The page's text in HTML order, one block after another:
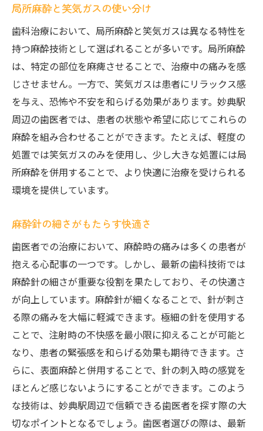
局所麻酔と笑気ガスの使い分け
歯科治療において、局所麻酔と笑気ガスは異なる特性を
持つ麻酔技術として選ばれることが多いです。局所麻酔
は、特定の部位を麻痺させることで、治療中の痛みを感
じさせません。一方で、笑気ガスは患者にリラックス感
を与え、恐怖や不安を和らげる効果があります。妙典駅
周辺の歯医者では、患者の状態や希望に応じてこれらの
麻酔を組み合わせることができます。たとえば、軽度の
処置では笑気ガスのみを使用し、少し大きな処置には局
所麻酔を併用することで、より快適に治療を受けられる
環境を提供しています。
麻酔針の細さがもたらす快適さ
歯医者での治療において、麻酔時の痛みは多くの患者が
抱える心配事の一つです。しかし、最新の歯科技術では
麻酔針の細さが重要な役割を果たしており、その快適さ
が向上しています。麻酔針が細くなることで、針が刺さ
る際の痛みを大幅に軽減できます。極細の針を使用する
ことで、注射時の不快感を最小限に抑えることが可能と
なり、患者の緊張感を和らげる効果も期待できます。さ
らに、表面麻酔と併用することで、針の刺入時の感覚を
ほとんど感じないようにすることができます。このよう
な技術は、妙典駅周辺で信頼できる歯医者を探す際の大
切なポイントとなるでしょう。歯医者選びの際は、最新